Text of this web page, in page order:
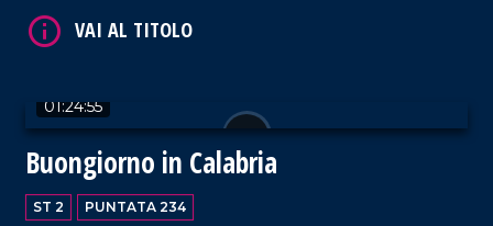
Viola e Luigi Viola, rispettivamente responsabile
01:24:55
Buongiorno in Calabria
ST 2 PUNTATA 234